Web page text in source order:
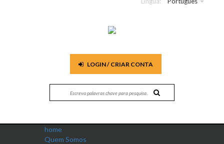
LOGIN / CRIAR CONTA
home
Quem Somos